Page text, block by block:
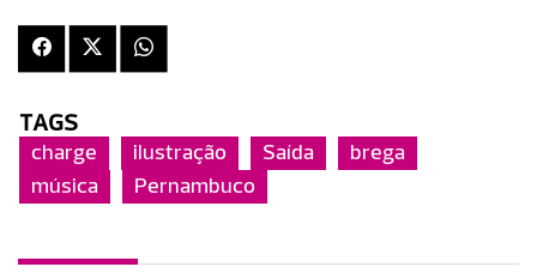
TAGS
charge ilustração Saída
brega
música
Pernambuco